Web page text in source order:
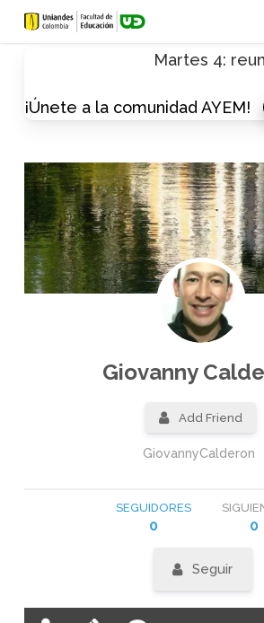
Skip
Martes 4:
¡Únete a la comunidad AYEM!
Giovanny
Add Friend
GiovannyCalderon
SEGUIDORES
0 0
Seguir